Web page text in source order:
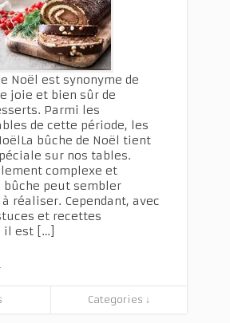
Noël est synonyme de
joie et bien sûr de
Parmi les
de cette période, les
bûche de Noël tient
sur nos tables.
complexe et
peut sembler
réaliser. Cependant, avec
et recettes
est […]
Categories ↓